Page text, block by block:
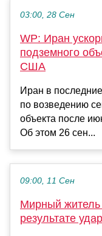
03:00, 28 Сен
WP: Иран
подземного
США
Иран в
по возведению
объекта после
Об этом 26 сен...
09:00, 11 Сен
Мирный житель
результате